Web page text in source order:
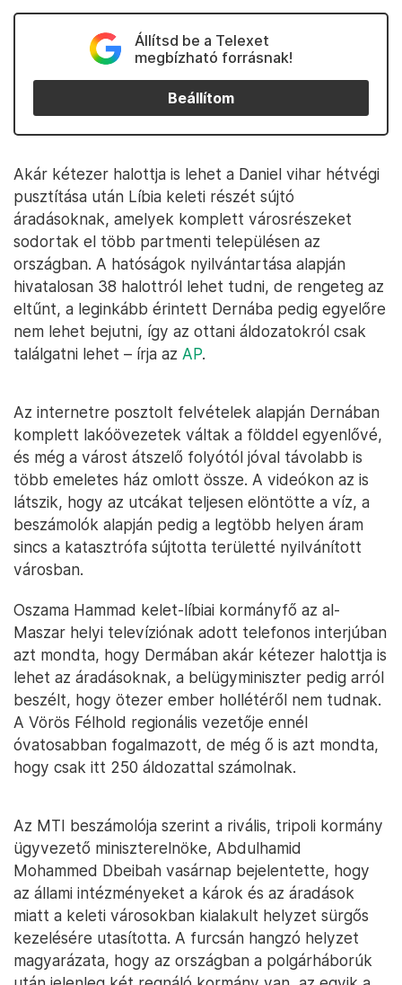
Állítsd be a Telexet
megbízható forrásnak!
Beállítom
Akár kétezer halottja is lehet a Daniel vihar hétvégi
pusztítása után Líbia keleti részét sújtó
áradásoknak, amelyek komplett városrészeket
sodortak el több partmenti településen az
országban. A hatóságok nyilvántartása alapján
hivatalosan 38 halottról lehet tudni, de rengeteg az
eltűnt, a leginkább érintett Dernába pedig egyelőre
nem lehet bejutni, így az ottani áldozatokról csak
találgatni lehet – írja az AP.
Az internetre posztolt felvételek alapján Dernában
komplett lakóövezetek váltak a földdel egyenlővé,
és még a várost átszelő folyótól jóval távolabb is
több emeletes ház omlott össze. A videókon az is
látszik, hogy az utcákat teljesen elöntötte a víz, a
beszámolók alapján pedig a legtöbb helyen áram
sincs a katasztrófa sújtotta területté nyilvánított
városban.
Oszama Hammad kelet-líbiai kormányfő az al-
Maszar helyi televíziónak adott telefonos interjúban
azt mondta, hogy Dermában akár kétezer halottja is
lehet az áradásoknak, a belügyminiszter pedig arról
beszélt, hogy ötezer ember hollétéről nem tudnak.
A Vörös Félhold regionális vezetője ennél
óvatosabban fogalmazott, de még ő is azt mondta,
hogy csak itt 250 áldozattal számolnak.
Az MTI beszámolója szerint a rivális, tripoli kormány
ügyvezető miniszterelnöke, Abdulhamid
Mohammed Dbeibah vasárnap bejelentette, hogy
az állami intézményeket a károk és az áradások
miatt a keleti városokban kialakult helyzet sürgős
kezelésére utasította. A furcsán hangzó helyzet
magyarázata, hogy az országban a polgárháborúk